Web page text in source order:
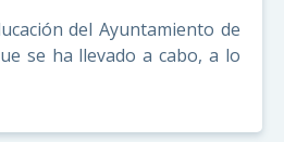
del Ayuntamiento de
se ha llevado a cabo, a lo